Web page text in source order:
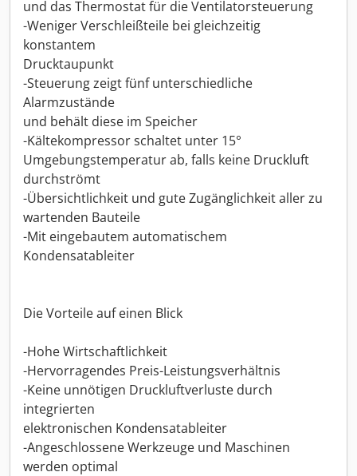
und das Thermostat für die Ventilatorsteuerung
-Weniger Verschleißteile bei gleichzeitig
konstantem
Drucktaupunkt
-Steuerung zeigt fünf unterschiedliche
Alarmzustände
und behält diese im Speicher
-Kältekompressor schaltet unter 15°
Umgebungstemperatur ab, falls keine Druckluft
durchströmt
-Übersichtlichkeit und gute Zugänglichkeit aller zu
wartenden Bauteile
-Mit eingebautem automatischem
Kondensatableiter
Die Vorteile auf einen Blick
-Hohe Wirtschaftlichkeit
-Hervorragendes Preis-Leistungsverhältnis
-Keine unnötigen Druckluftverluste durch
integrierten
elektronischen Kondensatableiter
-Angeschlossene Werkzeuge und Maschinen
werden optimal